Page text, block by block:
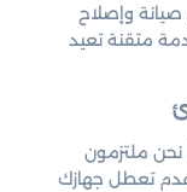
وإصلاح
متقنة تعيد
نحن ملتزمون
تعطل جهازك